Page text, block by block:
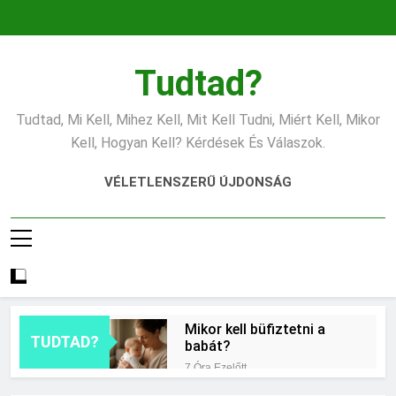
Tudtad?
Tudtad, Mi Kell, Mihez Kell, Mit Kell Tudni, Miért Kell, Mikor
Kell, Hogyan Kell? Kérdések És Válaszok.
VÉLETLENSZERŰ ÚJDONSÁG
TUDTAD?
Mikor kell büfiztetni a
babát?
7 Óra Ezelőtt